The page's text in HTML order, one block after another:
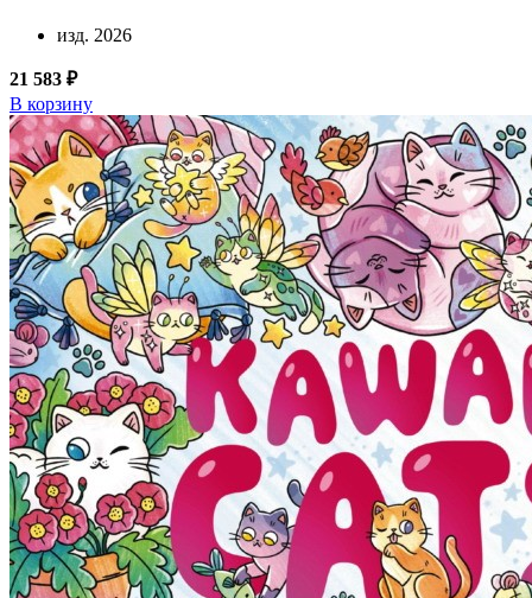
изд. 2026
21 583 ₽
В корзину